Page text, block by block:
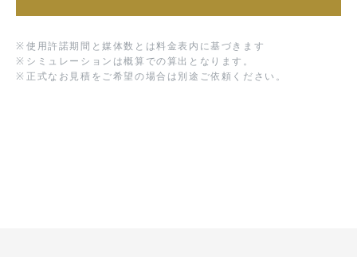
※ 使用許諾期間と媒体数とは料金表内に基づきます
※ シミュレーションは概算での算出となります。
※ 正式なお見積をご希望の場合は別途ご依頼ください。